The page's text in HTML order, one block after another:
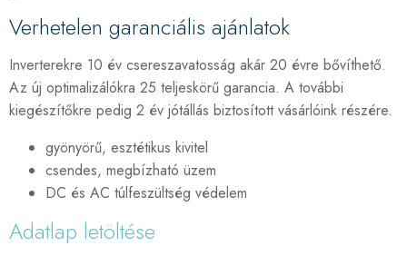
Verhetelen garanciális ajánlatok
Inverterekre 10 év csereszavatosság akár 20 évre bővíthető.
Az új optimalizálókra 25 teljeskörű garancia. A további
kiegészítőkre pedig 2 év jótállás biztosított vásárlóink részére.
gyönyörű, esztétikus kivitel
csendes, megbízható üzem
DC és AC túlfeszültség védelem
Adatlap letöltése